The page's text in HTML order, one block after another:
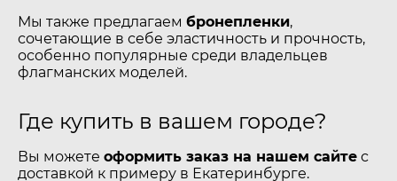
Мы также предлагаем бронепленки,
сочетающие в себе эластичность и прочность,
особенно популярные среди владельцев
флагманских моделей.
Где купить в вашем городе?
Вы можете оформить заказ на нашем сайте с
доставкой к примеру в Екатеринбурге.